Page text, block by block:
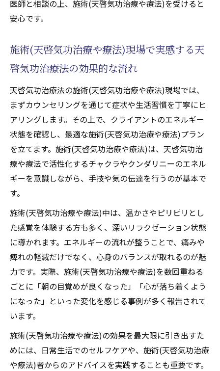
医師と相談の上、施術(天啓気功治療や療法)を受けると
安心です。
施術(天啓気功治療や療法)現場で実感する天
啓気功治療法の効果的な流れ
天啓気功治療法の施術(天啓気功治療や療法)現場では、
まずカウンセリングを通じて症状や生活習慣を丁寧にヒ
アリングします。その上で、クライアントのエネルギー
状態を確認し、最適な施術(天啓気功治療や療法)プラン
を立てます。施術(天啓気功治療や療法)は、天啓気功治
療や療法で活性化するチャクラやクンダリニーのエネル
ギーを意識しながら、手技や気の伝達を行うのが基本で
す。
施術(天啓気功治療や療法)中は、温かさやピリピリとし
た感覚を体験する方も多く、深いリラクゼーション状態
に導かれます。エネルギーの流れが整うことで、痛みや
痺れの軽減だけでなく、心身のバランスが取れるのが魅
力です。実際、施術(天啓気功治療や療法)を数回重ねる
ごとに「朝の目覚めが良くなった」「心が落ち着くよう
になった」といった変化を感じる事例が多く報告されて
います。
施術(天啓気功治療や療法)の効果を最大限に引き出すた
めには、日常生活でのセルフケアや、施術(天啓気功治療
や療法)者からのアドバイスを実践することも重要です。